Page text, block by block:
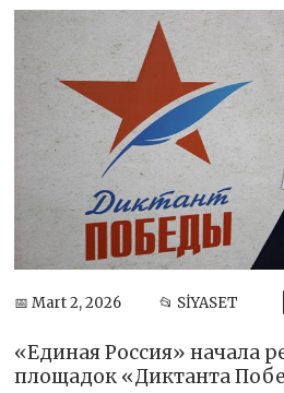
📅 Mart 2, 2026 📂 SİYASET
«Единая Россия» начала
площадок «Диктанта